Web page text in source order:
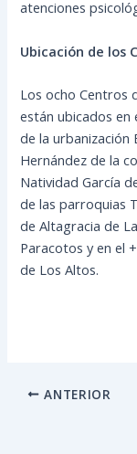
atenciones
Ubicación de los
Los ocho Centros
están ubicados en
de la urbanización
Hernández de la
Natividad García
de las parroquias
de Altagracia de
Paracotos y en el
de Los Altos.
ANTERIOR